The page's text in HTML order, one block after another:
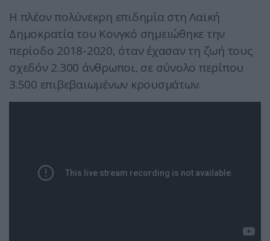
Η πλέον πολύνεκρη επιδημία στη Λαϊκή
Δημοκρατία του Κονγκό σημειώθηκε την
περίοδο 2018-2020, όταν έχασαν τη ζωή τους
σχεδόν 2.300 άνθρωποι, σε σύνολο περίπου
3.500 επιβεβαιωμένων κρουσμάτων.